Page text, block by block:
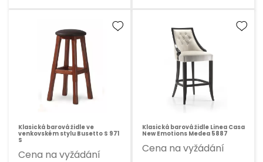
Klasická barová židle ve
venkovském stylu Busetto S 971
S
Cena na vyžádání
Klasická barová židle Linea Casa
New Emotions Medea 5887
Cena na vyžádání